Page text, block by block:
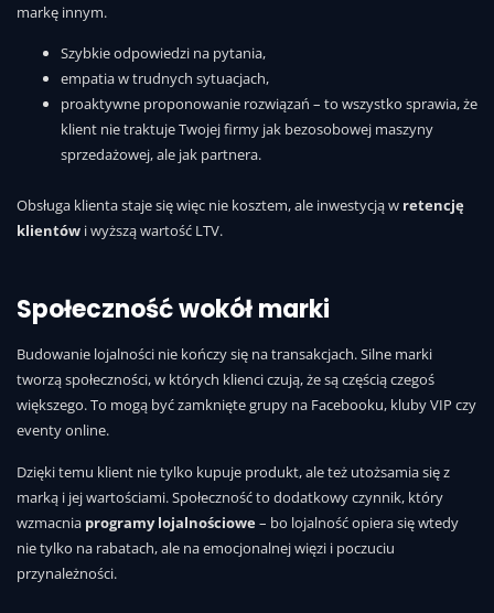
markę innym.
Szybkie odpowiedzi na pytania,
empatia w trudnych sytuacjach,
proaktywne proponowanie rozwiązań – to wszystko sprawia, że
klient nie traktuje Twojej firmy jak bezosobowej maszyny
sprzedażowej, ale jak partnera.
Obsługa klienta staje się więc nie kosztem, ale inwestycją w retencję
klientów i wyższą wartość LTV.
Społeczność wokół marki
Budowanie lojalności nie kończy się na transakcjach. Silne marki
tworzą społeczności, w których klienci czują, że są częścią czegoś
większego. To mogą być zamknięte grupy na Facebooku, kluby VIP czy
eventy online.
Dzięki temu klient nie tylko kupuje produkt, ale też utożsamia się z
marką i jej wartościami. Społeczność to dodatkowy czynnik, który
wzmacnia programy lojalnościowe– bo lojalność opiera się wtedy
nie tylko na rabatach, ale na emocjonalnej więzi i poczuciu
przynależności.